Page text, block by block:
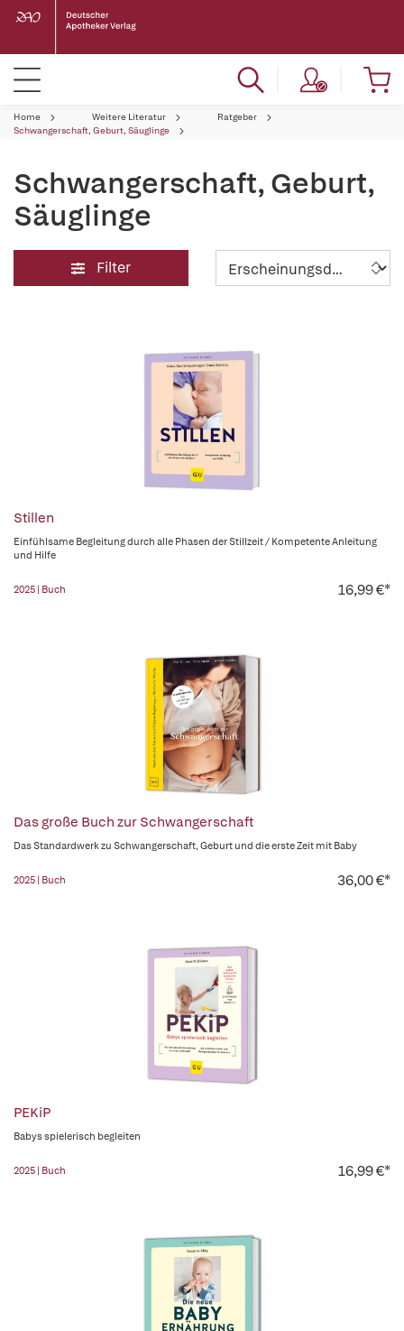
Home Weitere Literatur
Ratgeber
Schwangerschaft, Geburt, Säuglinge
Schwangerschaft, Geburt,
Säuglinge
Filter
Stillen
Einfühlsame Begleitung durch alle Phasen der Stillzeit / Kompetente Anleitung
und Hilfe
2025 | Buch 16,99 €*
Das große Buch zur Schwangerschaft
Das Standardwerk zu Schwangerschaft, Geburt und die erste Zeit mit Baby
2025 | Buch 36,00 €*
PEKiP
Babys spielerisch begleiten
2025 | Buch 16,99 €*